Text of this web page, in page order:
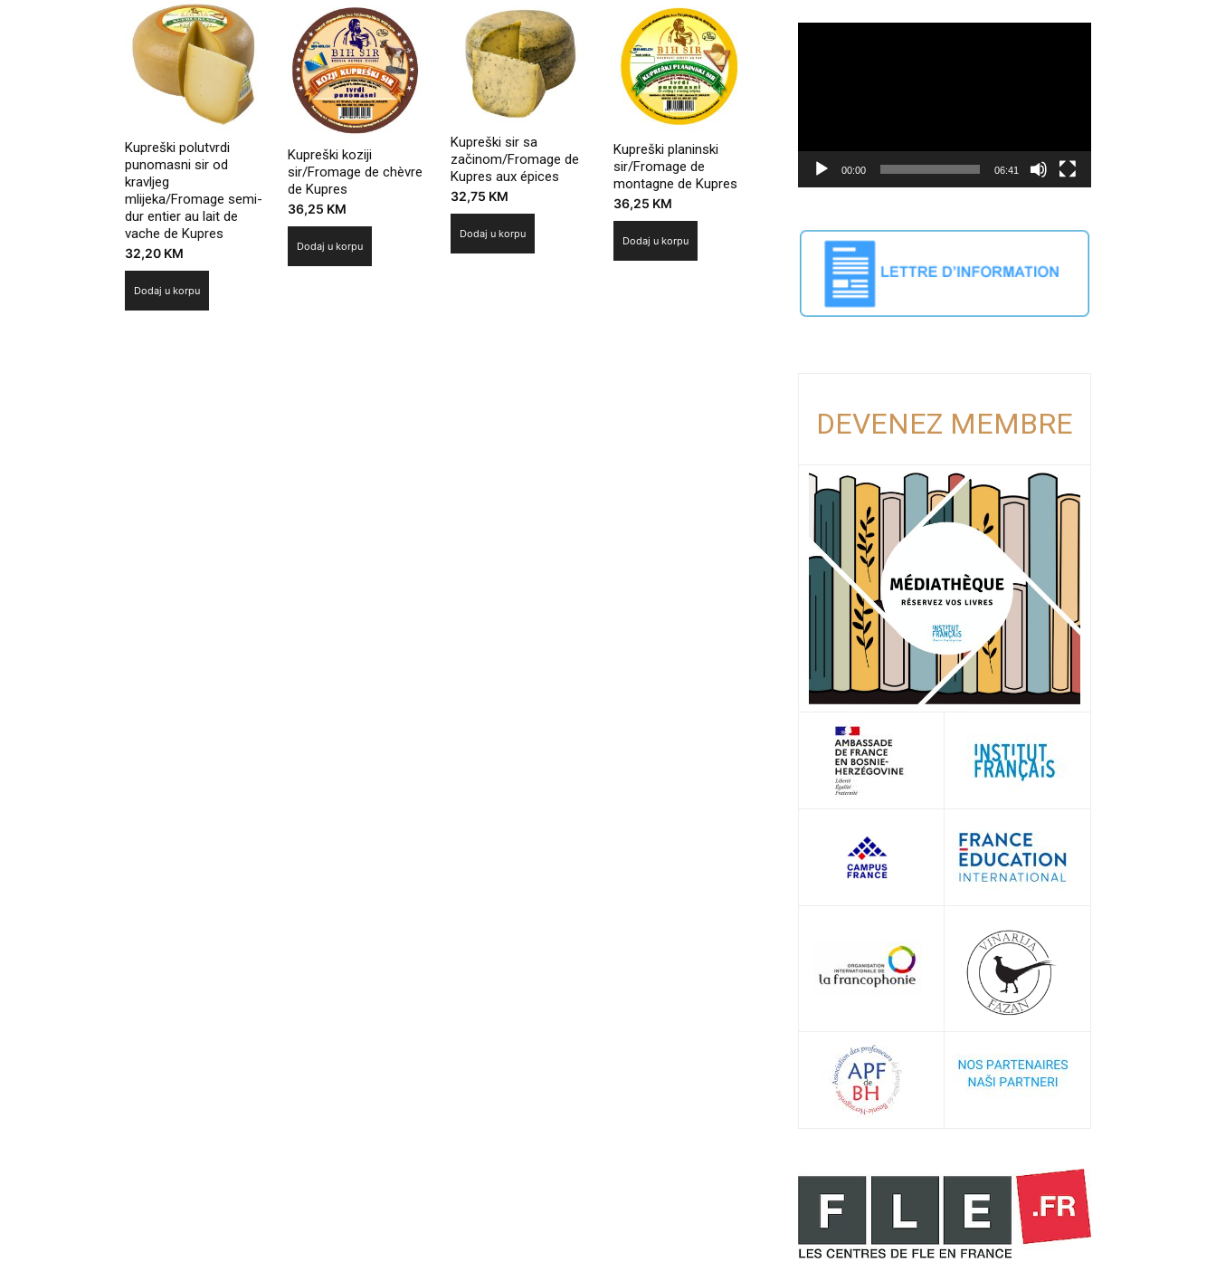
Kupreški polutvrdi
punomasni sir od
kravljeg
mlijeka/Fromage semi-
dur entier au lait de
vache de Kupres
32,20 KM
Dodaj u korpu
Kupreški koziji
sir/Fromage de chèvre
de Kupres
36,25 KM
Dodaj u korpu
Kupreški sir sa
začinom/Fromage de
Kupres aux épices
32,75 KM
Dodaj u korpu
Kupreški planinski
sir/Fromage de
montagne de Kupres
36,25 KM
Dodaj u korpu
00:00 06:41
DEVENEZ MEMBRE